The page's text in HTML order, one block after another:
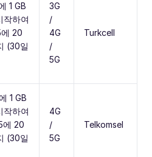
1 GB
작하여
20
(30일
3G
/
4G
/
5G
Turkcell
1 GB
작하여
에 20
(30일
4G
/
5G
Telkomsel